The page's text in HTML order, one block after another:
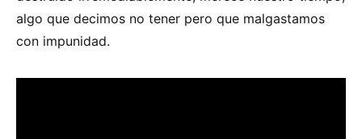
algo que decimos no tener pero que malgastamos
con impunidad.